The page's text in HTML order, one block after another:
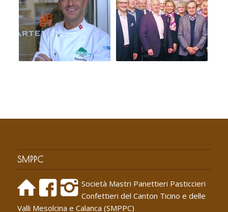
SMPPC
Società Mastri Panettieri Pasticcieri
Confettieri del Canton Ticino e delle
Valli Mesolcina e Calanca (SMPPC)